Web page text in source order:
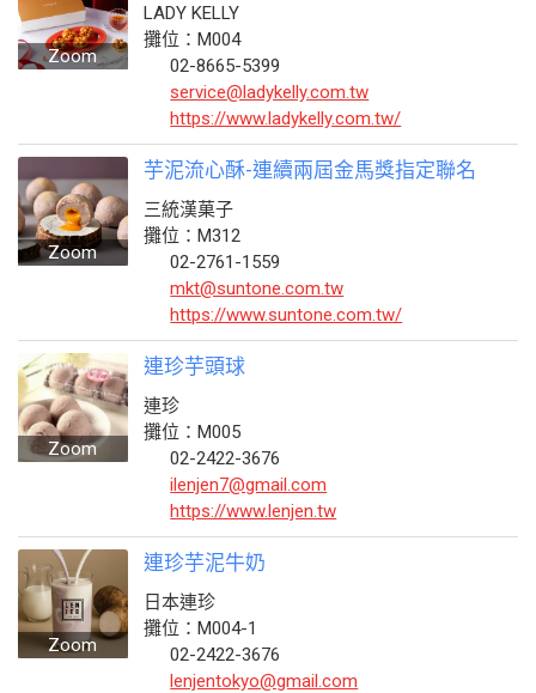
Zoom
LADY KELLY
攤位：M004
02-8665-5399
service@ladykelly.com.tw
https://www.ladykelly.com.tw/
Zoom
芋泥流心酥-連續兩屆金馬獎指定聯名
三統漢菓子
攤位：M312
02-2761-1559
mkt@suntone.com.tw
https://www.suntone.com.tw/
Zoom
連珍芋頭球
連珍
攤位：M005
02-2422-3676
ilenjen7@gmail.com
https://www.lenjen.tw
Zoom
連珍芋泥牛奶
日本連珍
攤位：M004-1
02-2422-3676
lenjentokyo@gmail.com